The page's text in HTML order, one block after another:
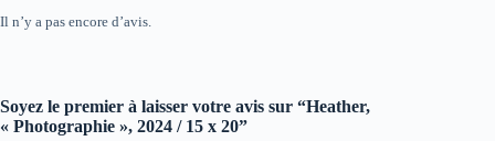
Il n’y a pas encore d’avis.
Soyez le premier à laisser votre avis sur “Heather,
« Photographie », 2024 / 15 x 20”